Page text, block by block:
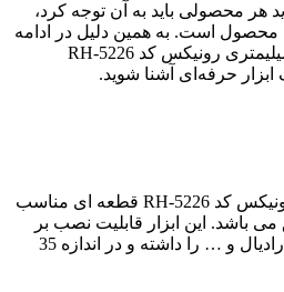
هر محصولی باید به آن توجه کرد،
است. به همین دلیل در ادامه
به بررسی گردبر بایمتال 35 میلیمتری رونیکس کد RH-5226
ابزار حرفه‌ای آشنا شوید.
گردبر بایمتال 35 میلیمتری رونیکس کد RH-5226 قطعه ای مناسب
باشد. این ابزار قابلیت نصب بر
روی انواع دریل های ستونی، رادیال و … را داشته و در اندازه 35